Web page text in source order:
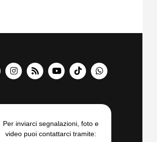
Per inviarci segnalazioni, foto e
video puoi contattarci tramite: